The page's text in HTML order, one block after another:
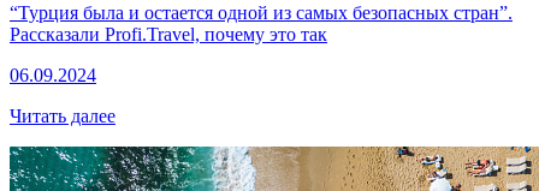
“Турция была и остается одной из самых безопасных стран”.
Рассказали Profi.Travel, почему это так
06.09.2024
Читать далее